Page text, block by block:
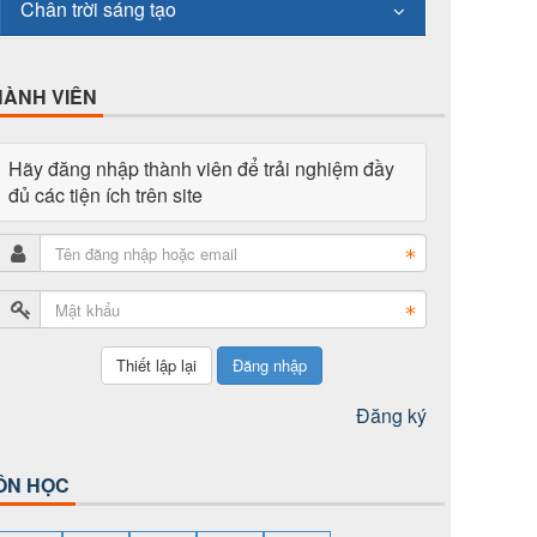
Chân trời sáng tạo
VIÊN
Hãy đăng nhập thành viên để trải nghiệm đầy
đủ các tiện ích trên site
Đăng nhập
Đăng ký
HỌC